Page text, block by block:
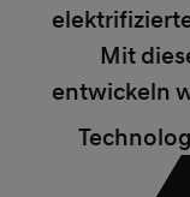
Mit
entwickeln